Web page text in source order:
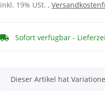
inkl. 19% USt. ,
Sofort verfügbar -
x
Dieser Artikel hat